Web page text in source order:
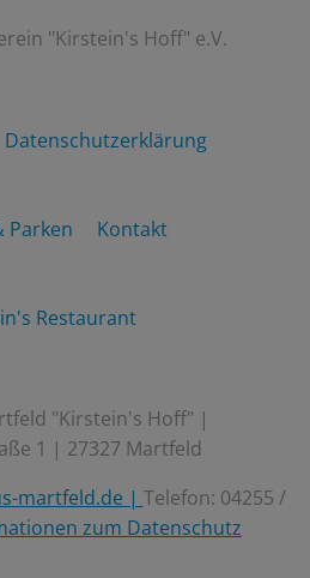
"Kirstein's Hoff" e.V.
Datenschutzerklärung
Parken Kontakt
Restaurant
"Kirstein's Hoff" |
1 | 27327 Martfeld
martfeld.de | Telefon: 04255 /
zum Datenschutz